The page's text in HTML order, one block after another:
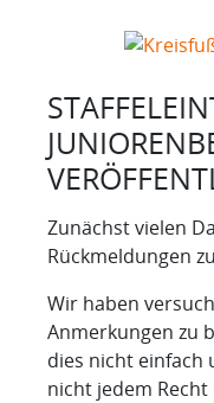
Zunächst vielen
Rückmeldungen
Wir haben
Anmerkungen zu
dies nicht einfach
nicht jedem Recht